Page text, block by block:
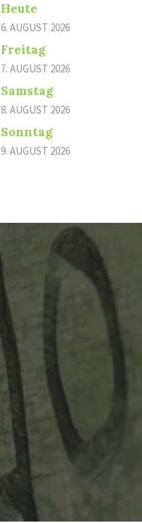
Heute
6. AUGUST 2026
Freitag
7. AUGUST 2026
Samstag
8. AUGUST 2026
Sonntag
9. AUGUST 2026